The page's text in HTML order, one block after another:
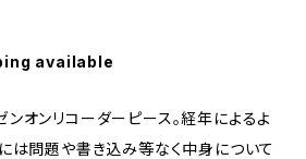
available
ンリコーダーピース。経年によるよ
は問題や書き込み等なく中身について